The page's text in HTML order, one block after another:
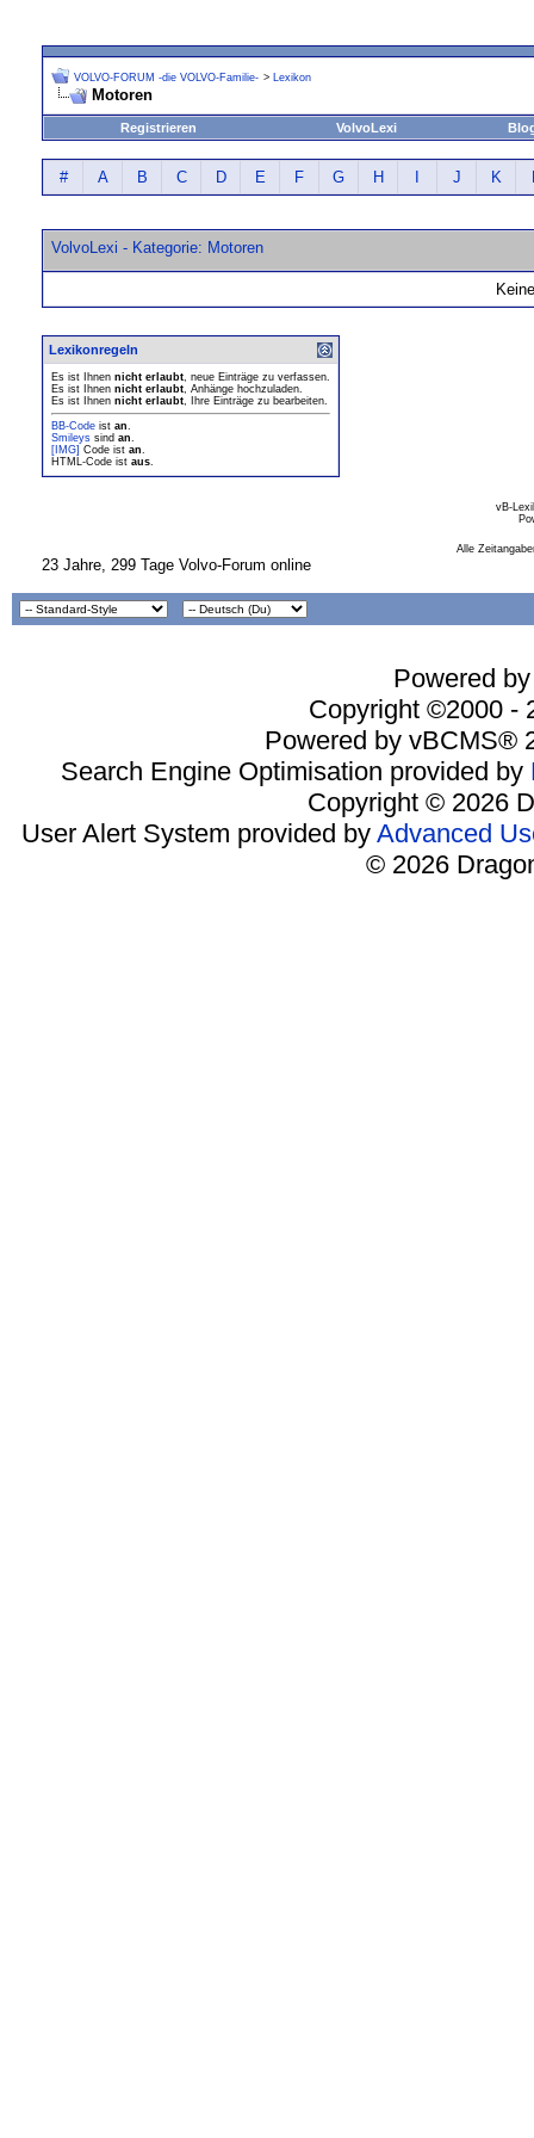
VOLVO-FORUM -die VOLVO-Familie- > Lexikon
Motoren
Registrieren VolvoLexi
# A B C D E F G H J K
VolvoLexi - Kategorie: Motoren
Lexikonregeln
Es ist Ihnen nicht erlaubt, neue Einträge zu verfassen.
Es ist Ihnen nicht erlaubt, Anhänge hochzuladen.
Es ist Ihnen nicht erlaubt, Ihre Einträge zu bearbeiten.
BB-Code ist an.
Smileys sind an.
[IMG] Code ist an.
HTML-Code ist aus.
vB-
Alle
23 Jahre, 299 Tage Volvo-Forum online
Powered
Copyright ©2000 -
Powered by vBCMS®
Search Engine Optimisation provided by
Copyright © 2026
User Alert System provided by Advanced
© 2026